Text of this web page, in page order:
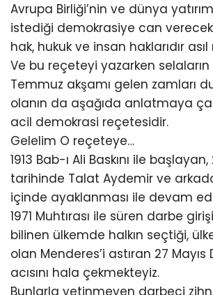
Avrupa Birliği’nin ve dünya
istediği demokrasiye can
hak, hukuk ve insan haklarıdır
Ve bu reçeteyi yazarken selaların
Temmuz akşamı gelen zamları
olanın da aşağıda anlatmaya
acil demokrasi reçetesidir.
Gelelim O reçeteye…
1913 Bab-ı Ali Baskını ile
tarihinde Talat Aydemir ve
içinde ayaklanması ile devam
1971 Muhtırası ile süren darbe
bilinen ülkemde halkın seçtiği,
olan Menderes’i astıran 27 Mayıs
acısını hala çekmekteyiz.
Bunlarla yetinmeyen darbeci